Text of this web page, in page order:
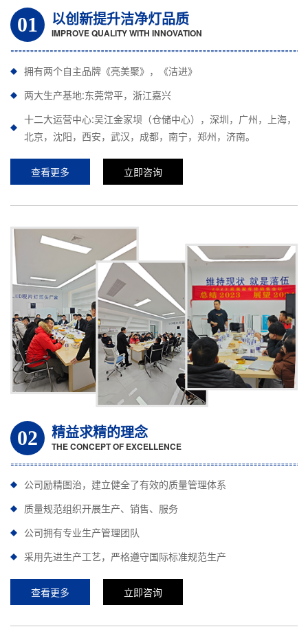
01 以创新提升洁净灯品质
IMPROVE QUALITY WITH INNOVATION
拥有两个自主品牌《亮美聚》，《洁进》
两大生产基地:东莞常平，浙江嘉兴
十二大运营中心:吴江金家坝（仓储中心），深圳，广州，上海，
北京，沈阳，西安，武汉，成都，南宁，郑州，济南。
查看更多 立即咨询
02 精益求精的理念
THE CONCEPT OF EXCELLENCE
公司励精图治，建立健全了有效的质量管理体系
质量规范组织开展生产、销售、服务
公司拥有专业生产管理团队
采用先进生产工艺，严格遵守国际标准规范生产
查看更多 立即咨询